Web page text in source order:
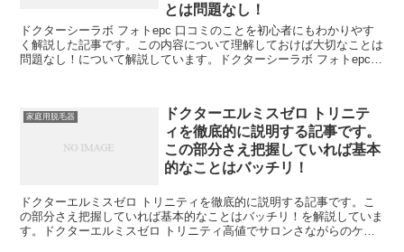
とは問題なし！
ドクターシーラボ フォトepc 口コミのことを初心者にもわかりやす
く解説した記事です。この内容について理解しておけば大切なことは
問題なし！について解説しています。ドクターシーラボ フォトepc
家庭用脱毛器
ドクターエルミスゼロ トリニテ
ィを徹底的に説明する記事です。
この部分さえ把握していれば基本
的なことはバッチリ！
ドクターエルミスゼロ トリニティを徹底的に説明する記事です。こ
の部分さえ把握していれば基本的なことはバッチリ！を解説していま
す。ドクターエルミスゼロ トリニティ高値でサロンさながらのケア